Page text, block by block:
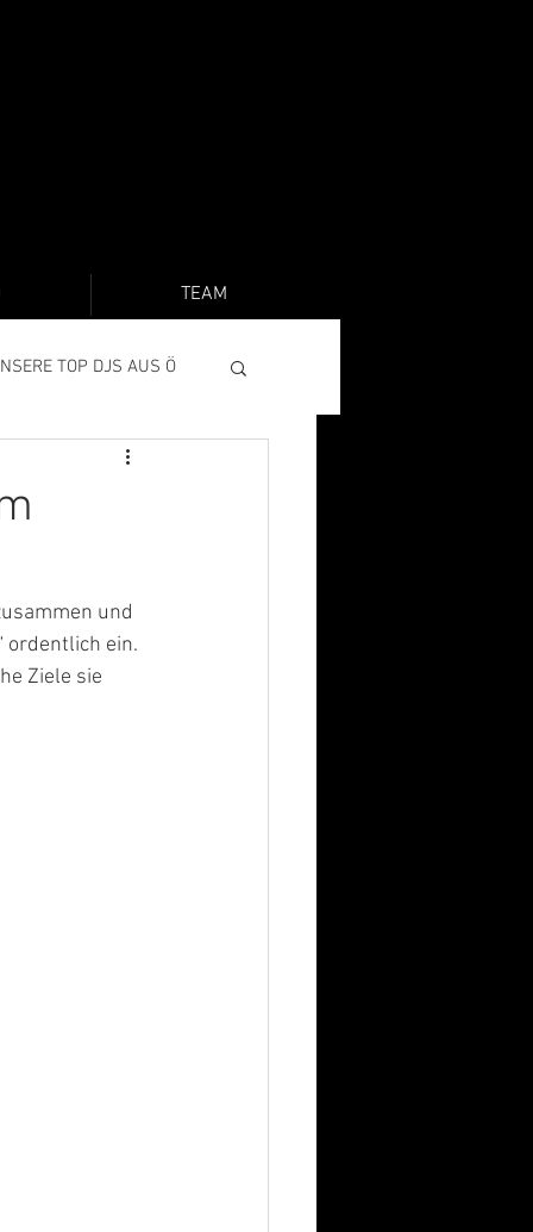
TEAM
TOP DJS AUS Ö
und
ordentlich ein.
Ziele sie